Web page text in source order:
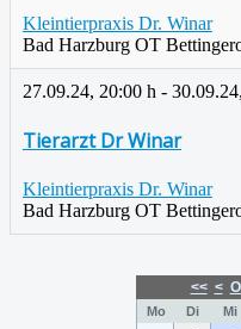
Kleintierpraxis Dr. Winar
Bad Harzburg OT
27.09.24, 20:00 h - 30.09.24,
Tierarzt Dr Winar
Kleintierpraxis Dr. Winar
Bad Harzburg OT
<< <
Mo Di Mi